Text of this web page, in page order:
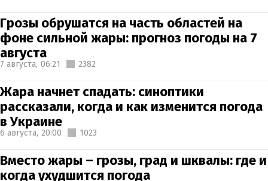
Грозы обрушатся на часть областей на
фоне сильной жары: прогноз погоды на 7
августа
7 августа, 06:21 2382
Жара начнет спадать: синоптики
рассказали, когда и как изменится погода
в Украине
6 августа, 20:00 1023
Вместо жары – грозы, град и шквалы: где и
когда ухудшится погода